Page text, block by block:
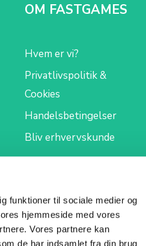
funktioner til sociale medier og
hjemmeside med vores
Vores partnere kan
de har indsamlet fra din brug
OM FASTGAMES
Hvem er vi?
Privatlivspolitik &
Cookies
Handelsbetingelser
Bliv erhvervskunde